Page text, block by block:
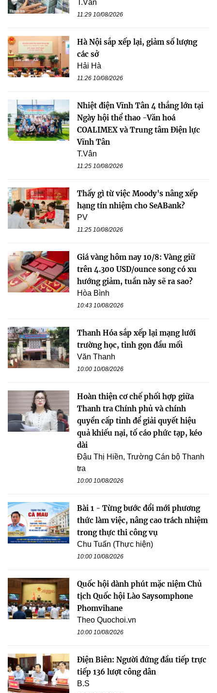
T.Vân
11:29 10/08/2026
Hà Nội sắp xếp lại, giảm số lượng
các sở
Hải Hà
11:26 10/08/2026
Nhiệt điện Vĩnh Tân 4 thắng lớn tại
Ngày hội thể thao -Văn hoá
COALIMEX và Trung tâm Điện lực
Vĩnh Tân
T.Vân
11:25 10/08/2026
Thấy gì từ việc Moody's nâng xếp
hạng tín nhiệm cho SeABank?
PV
11:25 10/08/2026
Giá vàng hôm nay 10/8: Vàng giữ
trên 4.300 USD/ounce song có xu
hướng giảm, tuần này sẽ ra sao?
Hòa Bình
10:43 10/08/2026
Thanh Hóa sắp xếp lại mạng lưới
trường học, tinh gọn đầu mối
Văn Thanh
10:00 10/08/2026
Hoàn thiện cơ chế phối hợp giữa
Thanh tra Chính phủ và chính
quyền cấp tỉnh để giải quyết hiệu
quả khiếu nại, tố cáo phức tạp, kéo
dài
Đậu Thị Hiền, Trường Cán bộ Thanh
tra
10:00 10/08/2026
Bài 1 - Từng bước đổi mới phương
thức làm việc, nâng cao trách nhiệm
trong thực thi công vụ
Chu Tuấn (Thực hiện)
10:00 10/08/2026
Quốc hội dành phút mặc niệm Chủ
tịch Quốc hội Lào Saysomphone
Phomvihane
Theo Quochoi.vn
10:00 10/08/2026
Điện Biên: Người đứng đầu tiếp trực
tiếp 136 lượt công dân
B.S